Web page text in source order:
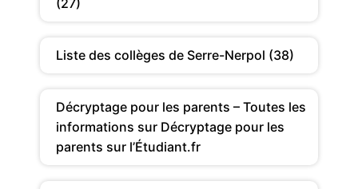
Liste des collèges de Serre-Nerpol (38)
Décryptage pour les parents – Toutes les
informations sur Décryptage pour les
parents sur l’Étudiant.fr